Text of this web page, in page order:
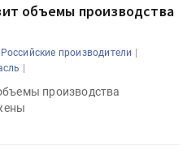
объемы производства
Российские производители |
|
производства